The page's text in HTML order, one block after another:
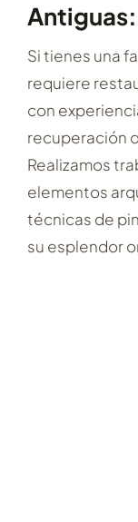
Antiguas:
Si tienes una
requiere
con
recuperación
Realizamos
elementos
técnicas de
su esplendor